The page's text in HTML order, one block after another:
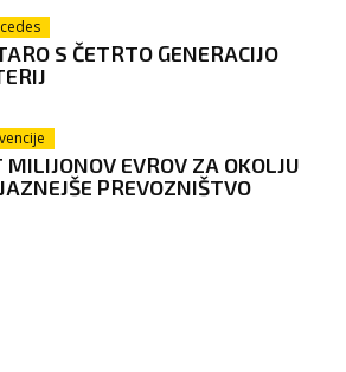
S ČETRTO GENERACIJO
MILIJONOV EVROV ZA OKOLJU
PREVOZNIŠTVO